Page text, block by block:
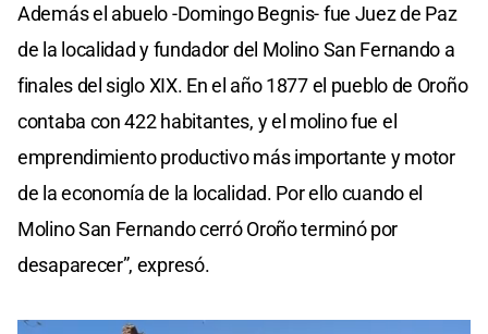
Además el abuelo -Domingo Begnis- fue Juez de Paz
de la localidad y fundador del Molino San Fernando a
finales del siglo XIX. En el año 1877 el pueblo de Oroño
contaba con 422 habitantes, y el molino fue el
emprendimiento productivo más importante y motor
de la economía de la localidad. Por ello cuando el
Molino San Fernando cerró Oroño terminó por
desaparecer”, expresó.